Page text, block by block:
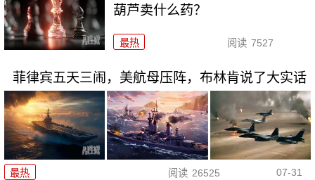
葫芦卖什么药？
最热 阅读 7527
菲律宾五天三闹，美航母压阵，布林肯说了大实话
最热 阅读 26525 07-31